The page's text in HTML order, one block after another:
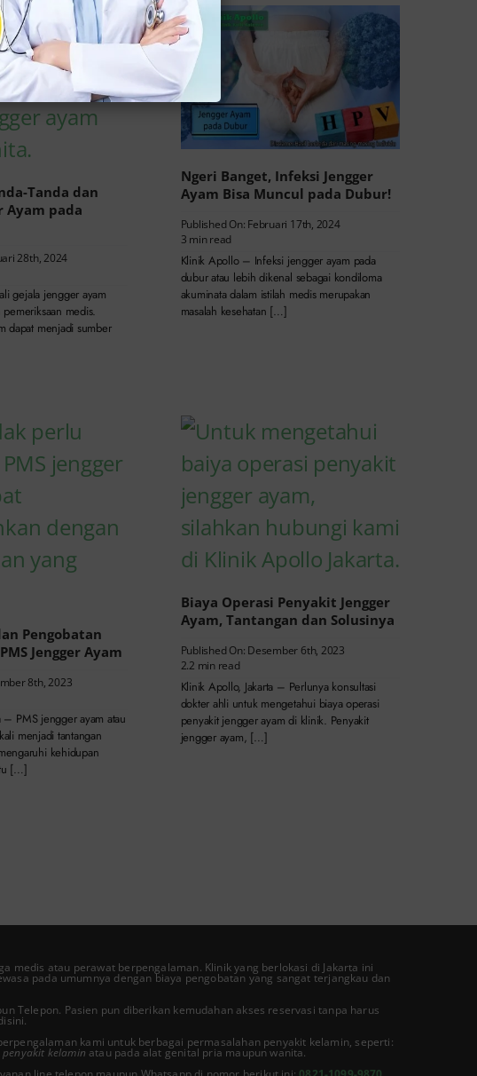
Tanda dan
Ayam pada
28th, 2024
gejala jengger ayam
medis.
dapat menjadi sumber
Ngeri Banget, Infeksi Jengger
Ayam Bisa Muncul pada Dubur!
Published On: Februari 17th, 2024
3 min read
Klinik Apollo – Infeksi jengger ayam pada
dubur atau lebih dikenal sebagai kondiloma
akuminata dalam istilah medis merupakan
masalah kesehatan […]
Pengobatan
Jengger Ayam
8th, 2023
– PMS jengger ayam atau
menjadi tantangan
kehidupan
[…]
Biaya Operasi Penyakit Jengger
Ayam, Tantangan dan Solusinya
Published On: Desember 6th, 2023
2.2 min read
Klinik Apollo, Jakarta – Perlunya konsultasi
dokter ahli untuk mengetahui biaya operasi
penyakit jengger ayam di klinik. Penyakit
jengger ayam, […]
medis atau perawat berpengalaman. Klinik yang berlokasi di Jakarta ini
pada umumnya dengan biaya pengobatan yang sangat terjangkau dan
Telepon. Pasien pun diberikan kemudahan akses reservasi tanpa harus
.
kami untuk berbagai permasalahan penyakit kelamin, seperti:
penyakit kelamin atau pada alat genital pria maupun wanita.